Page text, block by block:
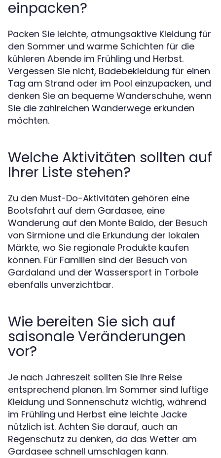
einpacken?
Packen Sie leichte, atmungsaktive Kleidung für
den Sommer und warme Schichten für die
kühleren Abende im Frühling und Herbst.
Vergessen Sie nicht, Badebekleidung für einen
Tag am Strand oder im Pool einzupacken, und
denken Sie an bequeme Wanderschuhe, wenn
Sie die zahlreichen Wanderwege erkunden
möchten.
Welche Aktivitäten sollten auf
Ihrer Liste stehen?
Zu den Must-Do-Aktivitäten gehören eine
Bootsfahrt auf dem Gardasee, eine
Wanderung auf den Monte Baldo, der Besuch
von Sirmione und die Erkundung der lokalen
Märkte, wo Sie regionale Produkte kaufen
können. Für Familien sind der Besuch von
Gardaland und der Wassersport in Torbole
ebenfalls unverzichtbar.
Wie bereiten Sie sich auf
saisonale Veränderungen
vor?
Je nach Jahreszeit sollten Sie Ihre Reise
entsprechend planen. Im Sommer sind luftige
Kleidung und Sonnenschutz wichtig, während
im Frühling und Herbst eine leichte Jacke
nützlich ist. Achten Sie darauf, auch an
Regenschutz zu denken, da das Wetter am
Gardasee schnell umschlagen kann.